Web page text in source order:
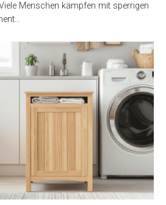
Menschen kämpfen mit sperrigen